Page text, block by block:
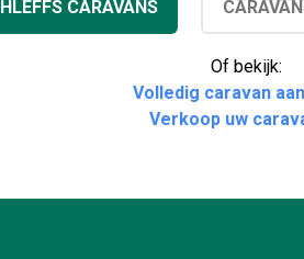
CARAVANS
Of bekijk:
Volledig caravan
Verkoop uw